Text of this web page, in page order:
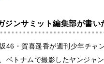
ジンサミット編集部が書い
46・賀喜遥香が週刊少年チャ
ベトナムで撮影したヤンジャ